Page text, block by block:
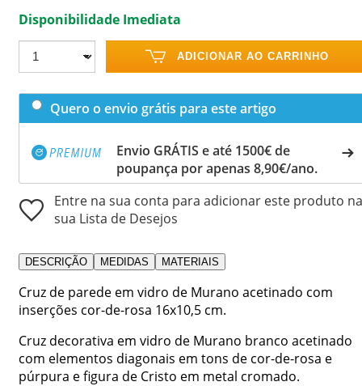
Disponibilidade Imediata
ADICIONAR AO CARRINHO
Quero o envio grátis para este artigo
Envio GRÁTIS e até 1500€ de
poupança por apenas 8,90€/ano.
Entre na sua conta para adicionar este produto na
sua Lista de Desejos
DESCRIÇÃO MEDIDAS MATERIAIS
Cruz de parede em vidro de Murano acetinado com
inserções cor-de-rosa 16x10,5 cm.
Cruz decorativa em vidro de Murano branco acetinado
com elementos diagonais em tons de cor-de-rosa e
púrpura e figura de Cristo em metal cromado.